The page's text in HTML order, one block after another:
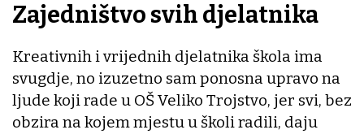
Zajedništvo svih djelatnika
Kreativnih i vrijednih djelatnika škola ima
svugdje, no izuzetno sam ponosna upravo na
ljude koji rade u OŠ Veliko Trojstvo, jer svi, bez
obzira na kojem mjestu u školi radili, daju